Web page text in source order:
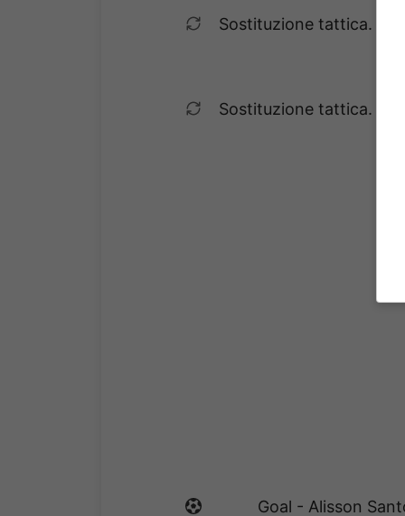
Sostituzione tattica.
Sostituzione tattica.
Goal - Alisson